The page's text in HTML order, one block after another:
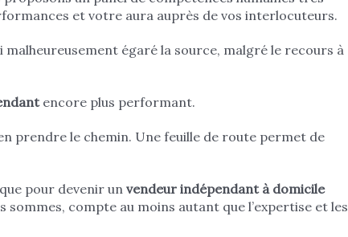
et votre aura auprès de vos interlocuteurs.
malheureusement égaré la source, malgré le recours à
encore plus performant.
prendre le chemin. Une feuille de route permet de
pour devenir un vendeur indépendant à domicile
compte au moins autant que l’expertise et les